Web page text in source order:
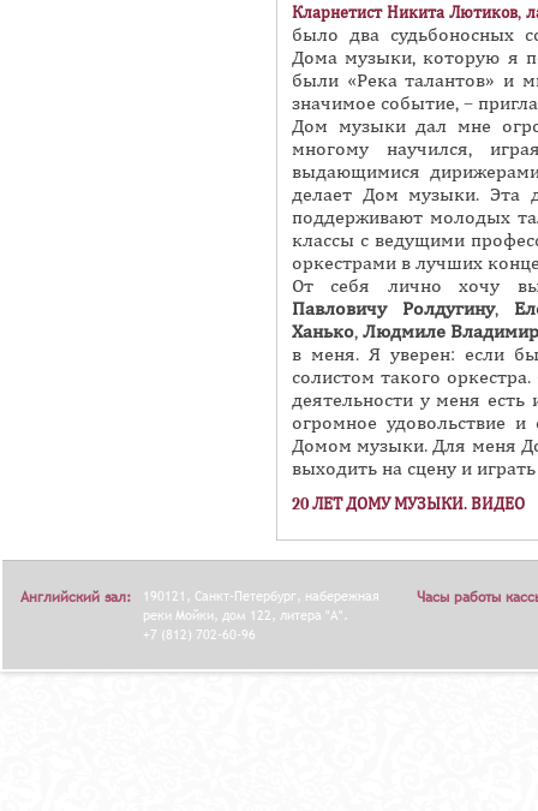
Кларнетист Никита Лютиков,
было два судьбоносных
Дома музыки, которую я
были «Река талантов» и
значимое событие, –
Дом музыки дал мне
многому научился,
выдающимися
делает Дом музыки. Эта
поддерживают молодых
классы с ведущими
оркестрами в лучших
От себя лично хочу
Павловичу Ролдугину,
Ханько, Людмиле
в меня. Я уверен: если
солистом такого
деятельности у меня
огромное удовольствие и
Домом музыки. Для меня
выходить на сцену и
20 ЛЕТ ДОМУ МУЗЫКИ. ВИДЕО
Английский зал:
190121, Санкт-Петербург, набережная
реки Мойки, дом 122, литера "А".
+7 (812) 702-60-96
Часы работы